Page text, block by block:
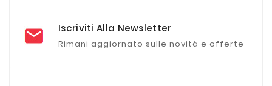
Iscriviti Alla Newsletter
Rimani aggiornato sulle novità e offerte